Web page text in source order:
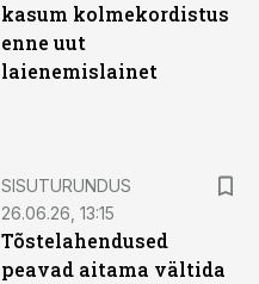
kasum kolmekordistus
enne uut
laienemislainet
SISUTURUNDUS
26.06.26, 13:15
Tõstelahendused
peavad aitama vältida